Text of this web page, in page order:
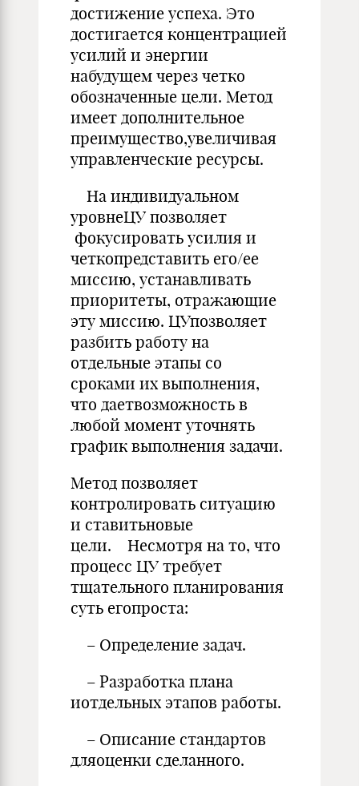
достижение успеха. Это
достигается концентрацией
усилий и энергии
набудущем через четко
обозначенные цели. Метод
имеет дополнительное
преимущество,увеличивая
управленческие ресурсы.
На индивидуальном
уровнеЦУ позволяет
фокусировать усилия и
четкопредставить его/ее
миссию, устанавливать
приоритеты, отражающие
эту миссию. ЦУпозволяет
разбить работу на
отдельные этапы со
сроками их выполнения,
что даетвозможность в
любой момент уточнять
график выполнения задачи.
Метод позволяет
контролировать ситуацию
и ставитьновые
цели. Несмотря на то, что
процесс ЦУ требует
тщательного планирования
суть егопроста:
– Определение задач.
– Разработка плана
иотдельных этапов работы.
– Описание стандартов
дляоценки сделанного.